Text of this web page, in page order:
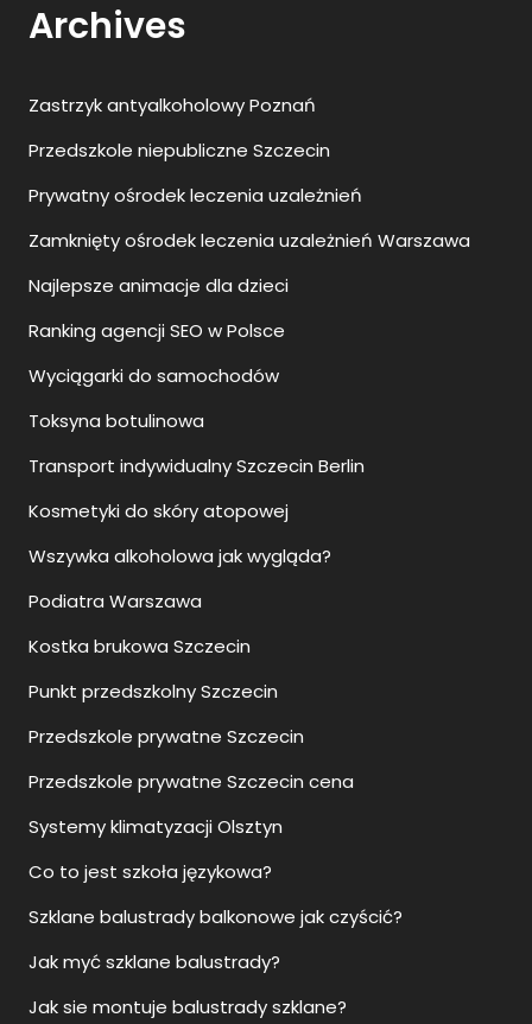
Archives
Zastrzyk antyalkoholowy Poznań
Przedszkole niepubliczne Szczecin
Prywatny ośrodek leczenia uzależnień
Zamknięty ośrodek leczenia uzależnień Warszawa
Najlepsze animacje dla dzieci
Ranking agencji SEO w Polsce
Wyciągarki do samochodów
Toksyna botulinowa
Transport indywidualny Szczecin Berlin
Kosmetyki do skóry atopowej
Wszywka alkoholowa jak wygląda?
Podiatra Warszawa
Kostka brukowa Szczecin
Punkt przedszkolny Szczecin
Przedszkole prywatne Szczecin
Przedszkole prywatne Szczecin cena
Systemy klimatyzacji Olsztyn
Co to jest szkoła językowa?
Szklane balustrady balkonowe jak czyścić?
Jak myć szklane balustrady?
Jak sie montuje balustrady szklane?